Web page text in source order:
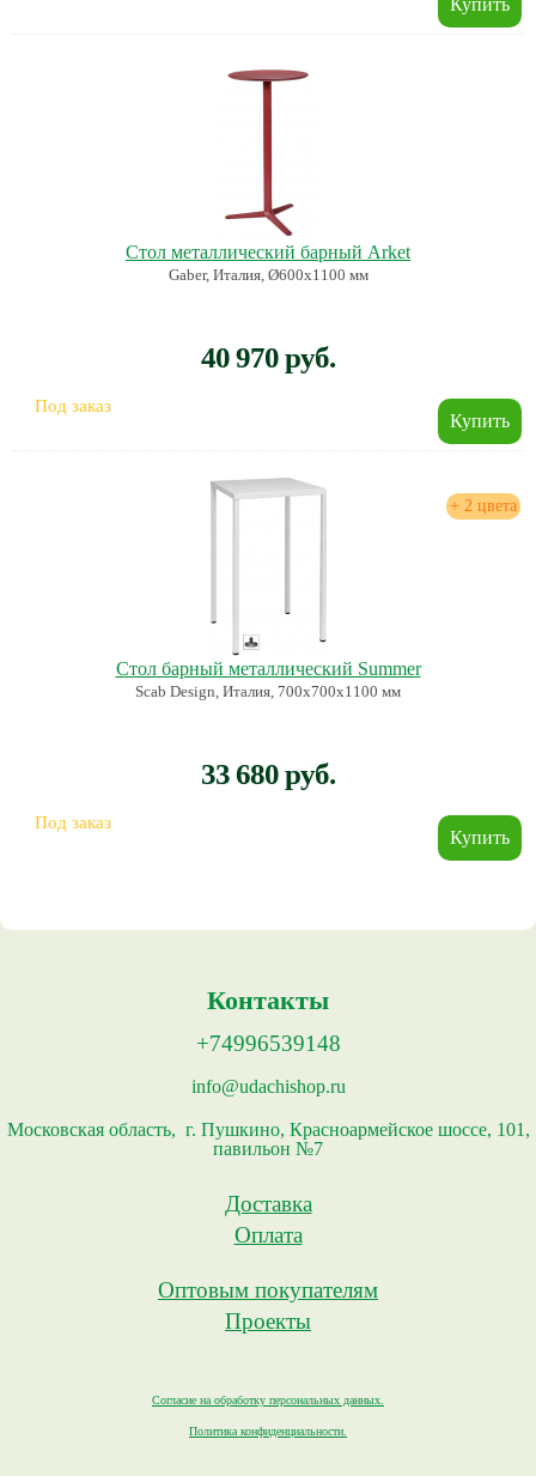
Стол металлический барный Arket
Gaber, Италия, Ø600х1100 мм
40 970 руб.
Под заказ
+ 2 цвета
Стол барный металлический Summer
Scab Design, Италия, 700х700х1100 мм
33 680 руб.
Под заказ
Контакты
+74996539148
info@udachishop.ru
Московская область, г. Пушкино, Красноармейское шоссе, 101,
павильон №7
Доставка
Оплата
Оптовым покупателям
Проекты
Согласие на обработку персональных данных.
Политика конфиденциальности.